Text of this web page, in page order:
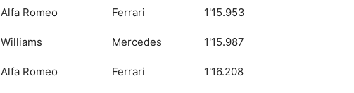
Alfa Romeo Ferrari 1'15.953
Williams Mercedes 1'15.987
Alfa Romeo Ferrari 1'16.208